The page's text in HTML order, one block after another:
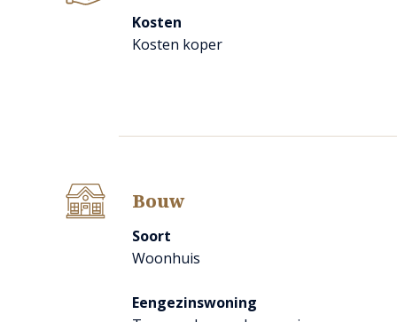
De keuken is in de uitbouw gerealiseerd. Een gezellige
Er is een bijkeuken waar plaats is voor wasmachine en
vanuit de tuin zich wil opfrissen.
De achtertuin geeft veel vrijheid en is knus van opzet.
Belangrijkste voordelen op een rij:
Kosten
Kosten koper
Bouw
Soort
Woonhuis
Eengezinswoning